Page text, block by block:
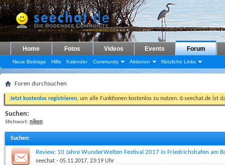
Home Fotos Videos Events Forum
Neue Beiträge Hilfe Kalender Community Aktionen Nützliche Links
Foren durchsuchen
Jetzt kostenlos registrieren, um alle Funktionen kostenlos zu nutzen.☺seechat.de ist
Suchen:
Stichwort: nikon
Suchen:
Review: 10 Jahre WunderWelten Festival 2017 in Friedrichshafen am
seechat - 05.11.2017, 23:19 Uhr